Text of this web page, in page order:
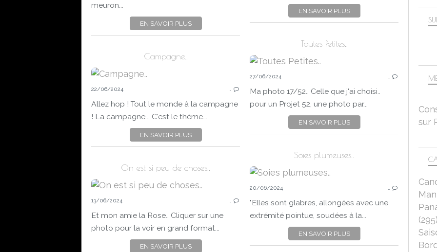
MACRO-PROXI
meuron...
EN SAVOIR PLUS
EN SAVOIR PLUS
Toutes Petites..
27/06/2024 …
Ma photo 17/52.. Celle que j'ai choisi..
pour un Projet 52, une photo par...
EN SAVOIR PLUS
Campagne..
DÉFIS PHOTO
PROJET 52-2024
PROJET52DEMA
NATURE
PANASONIC LUMIX DC-FZ 1000 II
22/06/2024 …
Allez hop ! Tout le monde à la campagne
! La campagne... C'est le thème...
EN SAVOIR PLUS
Soies plumeuses..
20/06/2024 …
"Elles sont glabres, allongées avec une
extrémité pointue, soudées à la...
EN SAVOIR PLUS
On est si peu de choses..
FLEURS
ROSES
PANASONIC LUMIX DC-FZ 1000 II
HOMMAGE
13/06/2024 …
Et mon amie la Rose.. Cliquer sur une
photo pour la voir en grand format...
EN SAVOIR PLUS
(295)
sur